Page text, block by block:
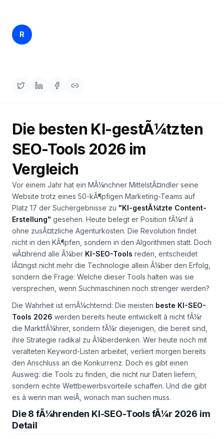
Content
Engine
Integrationen
Berichte
&
Analysen
R
Die besten KI-gestÃ¼tzten
SEO-Tools 2026 im
Vergleich
Vor einem Jahr hat ein MÃ¼nchner MittelstÃ¤ndler seine
Website trotz eines 50-kÃ¶pfigen Marketing-Teams auf
Platz 17 der Suchergebnisse zu "KI-gestÃ¼tzte Content-
Erstellung" gesehen. Heute belegt er Position fÃ¼nf â
ohne zusÃ¤tzliche Agenturkosten. Die Revolution findet
nicht in den KÃ¶pfen, sondern in den Algorithmen statt. Doch
wÃ¤hrend alle Ã¼ber KI-SEO-Tools reden, entscheidet
lÃ¤ngst nicht mehr die Technologie allein Ã¼ber den Erfolg,
sondern die Frage: Welche dieser Tools halten was sie
versprechen, wenn Suchmaschinen noch strenger werden?
Die Wahrheit ist ernÃ¼chternd: Die meisten beste KI-SEO-
Tools 2026 werden bereits heute entwickelt â nicht fÃ¼r
die MarktfÃ¼hrer, sondern fÃ¼r diejenigen, die bereit sind,
ihre Strategie radikal zu Ã¼berdenken. Wer heute noch mit
veralteten Keyword-Listen arbeitet, verliert morgen bereits
den Anschluss an die Konkurrenz. Doch es gibt einen
Ausweg: die Tools zu finden, die nicht nur Daten liefern,
sondern echte Wettbewerbsvorteile schaffen. Und die gibt
es â wenn man weiÃ, wonach man suchen muss.
Die 8 fÃ¼hrenden KI-SEO-Tools fÃ¼r 2026 im
Detail